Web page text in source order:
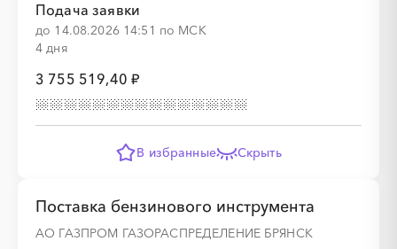
Подача заявки
до 14.08.2026 14:51 по МСК
4 дня
3 755 519,40 ₽
В избранные Скрыть
Поставка бензинового инструмента
АО ГАЗПРОМ ГАЗОРАСПРЕДЕЛЕНИЕ БРЯНСК